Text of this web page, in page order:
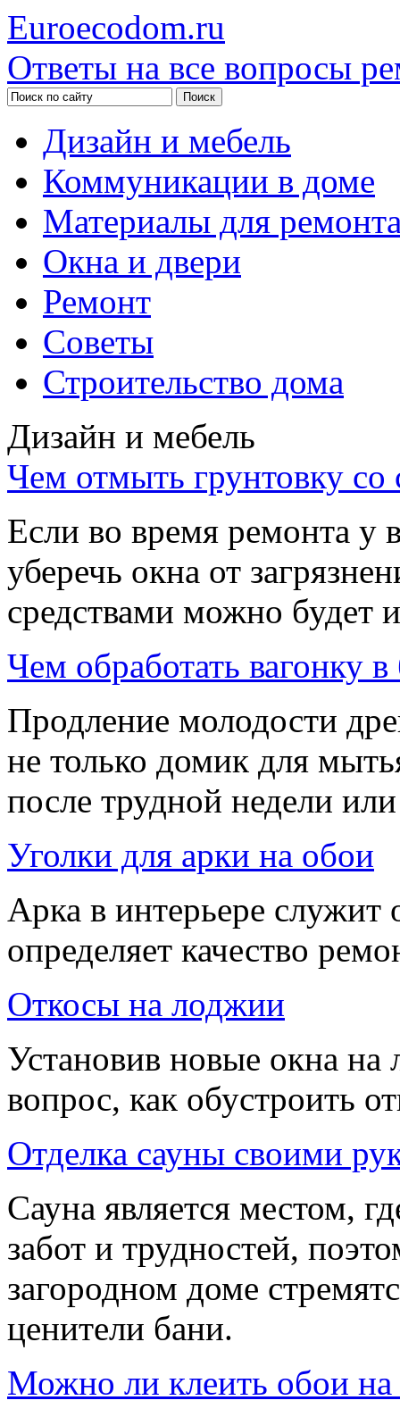
Euroecodom.ru
Ответы на все вопросы
Дизайн и мебель
Коммуникации в доме
Материалы для
Окна и двери
Ремонт
Советы
Строительство дома
Дизайн и мебель
Чем отмыть грунтовку со
Если во время ремонта у
уберечь окна от
средствами можно будет
Чем обработать вагонку в
Продление молодости
не только домик для
после трудной недели
Уголки для арки на обои
Арка в интерьере
определяет качество
Откосы на лоджии
Установив новые окна на
вопрос, как обустроить
Отделка сауны своими
Сауна является местом,
забот и трудностей,
загородном доме
ценители бани.
Можно ли клеить обои на